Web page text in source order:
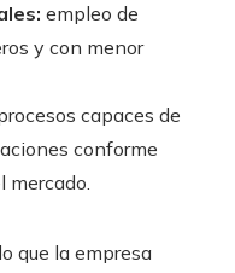
empleo de
y con menor
capaces de
conforme
mercado.
que la empresa